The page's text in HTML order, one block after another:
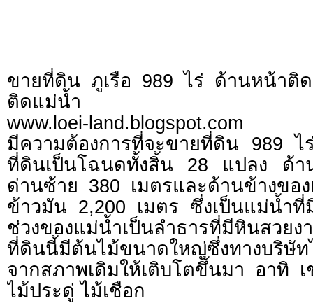
ขายที่ดิน ภูเรือ 989 ไร่ ด้านหน้าติ
ติดแม่น้ำ
www.loei-land.blogspot.com
มีความต้องการที่จะขายที่ดิน 989
ที่ดินเป็นโฉนดทั้งสิ้น 28 แปลง ด้า
ด่านซ้าย 380 เมตรและด้านข้างขอ
ข้าวมัน 2,200 เมตร ซึ่งเป็นแม่น้ำที่
ช่วงของแม่น้ำเป็นลำธารที่มีหินสวยง
ที่ดินนี้มีต้นไม้ขนาดใหญ่ซึ่งทางบริษัท
จากสภาพเดิมให้เติบโตขึ้นมา อาทิ
ไม้ประดู่ ไม้เชือก